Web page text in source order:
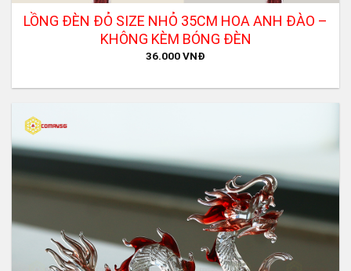
LỒNG ĐÈN ĐỎ SIZE NHỎ 35CM HOA ANH ĐÀO –
KHÔNG KÈM BÓNG ĐÈN
36.000VNĐ